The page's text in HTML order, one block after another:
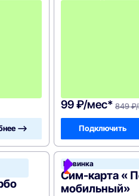
П
—>
99 ₽/мес* 849
Подключить
МегаФон
Новинка
Сим-карта «
мобильный»